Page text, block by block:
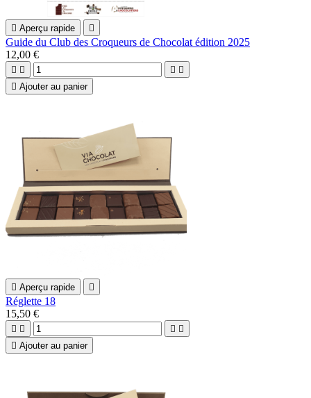
 Aperçu rapide 
Guide du Club des Croqueurs de Chocolat édition 2025
12,00 €
   
 Ajouter au panier
 Aperçu rapide 
Réglette 18
15,50 €
   
 Ajouter au panier